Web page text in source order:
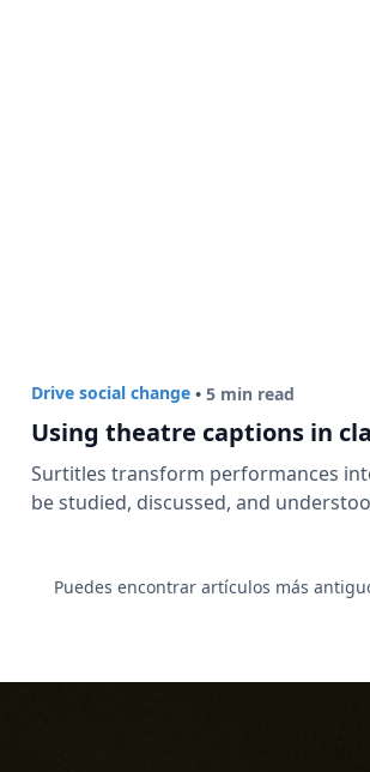
Drive social change • 5 min read
Using theatre captions in
Surtitles transform performances
be studied, discussed, and
Puedes encontrar artículos más